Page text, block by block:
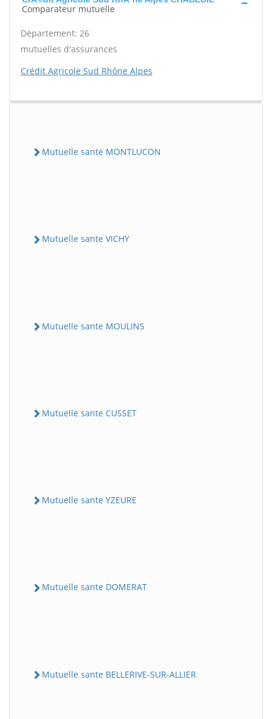
Comparateur mutuelle
Département: 26
mutuelles d'assurances
Crédit Agricole Sud Rhône Alpes
Mutuelle sante MONTLUCON
Mutuelle sante VICHY
Mutuelle sante MOULINS
Mutuelle sante CUSSET
Mutuelle sante YZEURE
Mutuelle sante DOMERAT
Mutuelle sante BELLERIVE-SUR-ALLIER